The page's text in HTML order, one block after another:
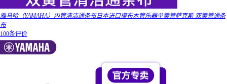
雅马哈（YAMAHA）内管清洁通条布日本进口擦布木管乐器单簧管萨克斯 双簧管通条
布
100条评价